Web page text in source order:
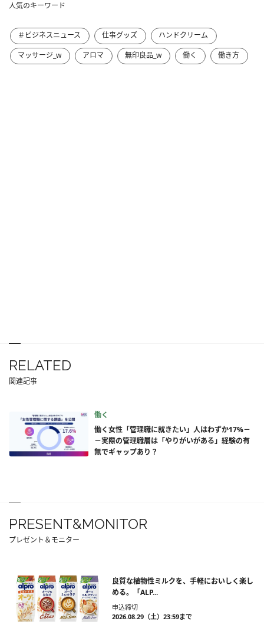
人気のキーワード
＃ビジネスニュース 仕事グッズ
ハンドクリーム
マッサージ_w
アロマ 無印良品_w 働く 働き方
RELATED
関連記事
働く
働く女性「管理職に就きたい」人はわずか17%－
－実際の管理職層は「やりがいがある」経験の有
無でギャップあり？
PRESENT&MONITOR
プレゼント＆モニター
良質な植物性ミルクを、手軽においしく楽し
める。「ALP...
申込締切
2026.08.29（土）23:59まで